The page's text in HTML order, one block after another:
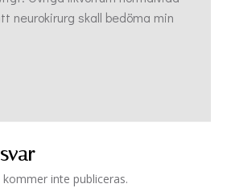
neurokirurg skall bedöma min
inte publiceras.